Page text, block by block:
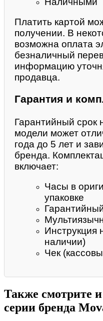
Платить картой
получении. В
возможна оплата
безналичный
информацию
продавца.
Гарантия и
Гарантийный срок
модели может
года до 5 лет и
бренда.
включает:
Часы в
упаковке
Инструкция
наличии)
Чек
Также смотрите
серии бренда